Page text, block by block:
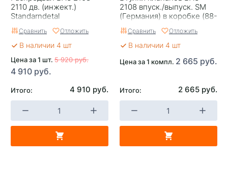
2110 дв. (инжект.)
Standarndetal
Сравнить Отложить
В наличии 4 шт
Цена за 1 шт. 5 920 руб.
4 910 руб.
Итого: 4 910 руб.
2108 впуск./выпуск. SM
(Германия) в коробке (88-
2807/88-2808) комплект
Сравнить Отложить
В наличии 4 шт
Цена за 1 компл. 2 665 руб.
Итого: 2 665 руб.